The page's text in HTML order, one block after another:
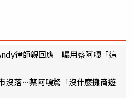
律師親回應 曝用蔡阿嘎「這
沒落…蔡阿嘎驚「沒什麼攤商遊